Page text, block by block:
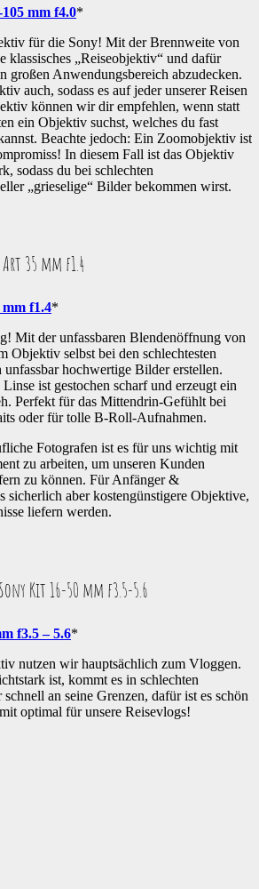
mm f4.0*
für die Sony! Mit der Brennweite von
klassisches „Reiseobjektiv“ und dafür
großen Anwendungsbereich abzudecken.
auch, sodass es auf jeder unserer Reisen
können wir dir empfehlen, wenn statt
ein Objektiv suchst, welches du fast
Beachte jedoch: Ein Zoomobjektiv ist
In diesem Fall ist das Objektiv
sodass du bei schlechten
„grieselige“ Bilder bekommen wirst.
35 mm f1.4
f1.4*
Mit der unfassbaren Blendenöffnung von
Objektiv selbst bei den schlechtesten
hochwertige Bilder erstellen.
ist gestochen scharf und erzeugt ein
Perfekt für das Mittendrin-Gefühlt bei
oder für tolle B-Roll-Aufnahmen.
Fotografen ist es für uns wichtig mit
zu arbeiten, um unseren Kunden
zu können. Für Anfänger &
sicherlich aber kostengünstigere Objektive,
liefern werden.
Kit 16-50 mm f3.5-5.6
f3.5 – 5.6*
nutzen wir hauptsächlich zum Vloggen.
ist, kommt es in schlechten
an seine Grenzen, dafür ist es schön
optimal für unsere Reisevlogs!